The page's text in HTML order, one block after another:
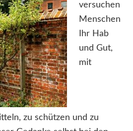
versuchen
Menschen
Ihr Hab
und Gut,
mit
zu schützen und zu